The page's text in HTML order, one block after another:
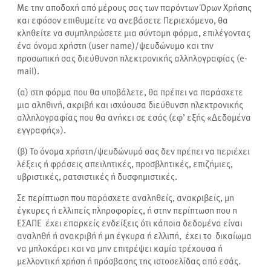
Με την αποδοχή από μέρους σας των παρόντων Όρων Χρήσης
και εφόσον επιθυμείτε να ανεβάσετε Περιεχόμενο, θα
κληθείτε να συμπληρώσετε μια σύντομη φόρμα, επιλέγοντας
ένα όνομα χρήστη (user name)/ψευδώνυμο και την
προσωπική σας διεύθυνση ηλεκτρονικής αλληλογραφίας (e-
mail).
(α) στη φόρμα που θα υποβάλετε, θα πρέπει να παράσχετε
μια αληθινή, ακριβή και ισχύουσα διεύθυνση ηλεκτρονικής
αλληλογραφίας που θα ανήκει σε εσάς (εφ’ εξής «Δεδομένα
εγγραφής»).
(β) Το όνομα χρήστη/ψευδώνυμό σας δεν πρέπει να περιέχει
λέξεις ή φράσεις απειλητικές, προσβλητικές, επιζήμιες,
υβριστικές, ρατσιστικές ή δυσφημιστικές.
Σε περίπτωση που παράσχετε αναληθείς, ανακριβείς, μη
έγκυρες ή ελλιπείς πληροφορίες, ή στην περίπτωση που η
ΕΣΑΠΕ έχει επαρκείς ενδείξεις ότι κάποια δεδομένα είναι
αναληθή ή ανακριβή ή μη έγκυρα ή ελλιπή, έχει το δικαίωμα
να μπλοκάρει και να μην επιτρέψει καμία τρέχουσα ή
μελλοντική χρήση ή πρόσβασης της ιστοσελίδας από εσάς.